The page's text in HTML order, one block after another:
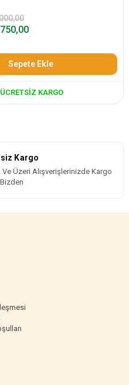
Sepete Ekle
ÜCRETSIZ KARGO
Kargo
Ve Üzeri Alışverişlerinizde Kargo